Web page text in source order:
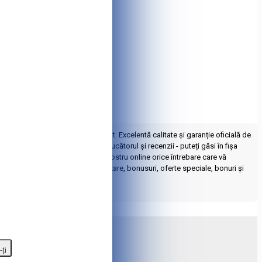
și proectoare e posibil în credit. Excelentă calitate și garanție oficială de
caracteristici, fotografii, producătorul și recenzii - puteți găsi în fișa
⭐️ Puteți întreba consultantul nostru online orice întrebare care vă
dreapta jos. Program de fidelizare, bonusuri, oferte speciale, bonuri și
ți